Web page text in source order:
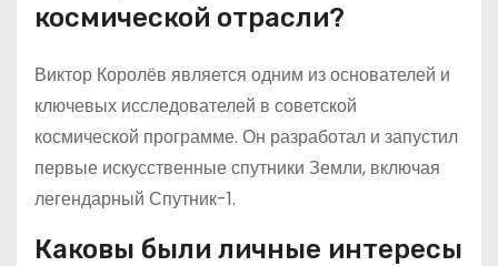
космической отрасли?
Виктор Королёв является одним из основателей и
ключевых исследователей в советской
космической программе. Он разработал и запустил
первые искусственные спутники Земли, включая
легендарный Спутник-1.
Каковы были личные интересы